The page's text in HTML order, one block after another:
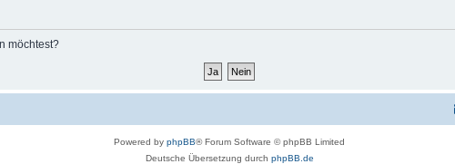
möchtest?
Powered by phpBB® Forum Software © phpBB Limited
Deutsche Übersetzung durch phpBB.de